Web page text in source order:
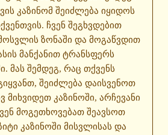
კაზინომ შეიძლება იყიდოს
ჩვენ შეგხვდებით
ზონაში და მოგაწვდით
მანქანით ტრანსფერს
მას შემდეგ, რაც თქვენს
შეიძლება დაისვენოთ
მიხვიდეთ კაზინოში, არჩევანი
მოგეთხოვებათ შეავსოთ
კაზინოში მისვლისას და